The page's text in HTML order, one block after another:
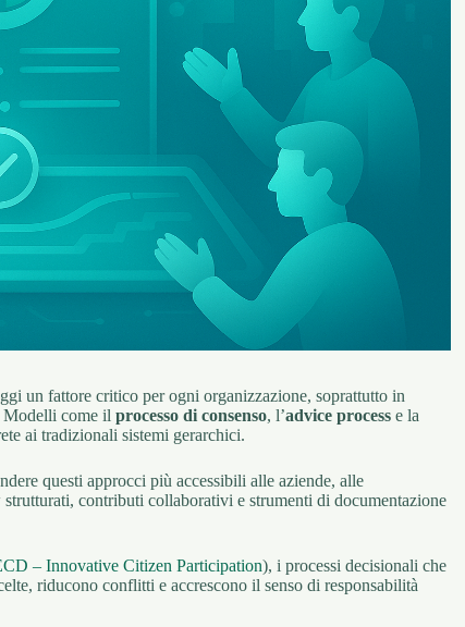
un fattore critico per ogni organizzazione, soprattutto in
come il processo di consenso, l’advice process e la
ai tradizionali sistemi gerarchici.
questi approcci più accessibili alle aziende, alle
contributi collaborativi e strumenti di documentazione
– Innovative Citizen Participation), i processi decisionali che
riducono conflitti e accrescono il senso di responsabilità